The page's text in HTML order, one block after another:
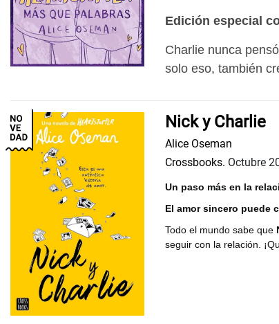
Edición especial
Charlie nunca
solo eso, también
Nick y Charlie
Alice Oseman
Crossbooks. Octubre
Un paso más en la
El amor sincero puede
Todo el mundo sabe que
seguir con la relación.